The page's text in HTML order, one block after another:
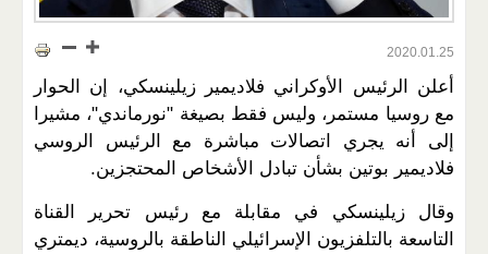
2020.01.25
أعلن الرئيس الأوكراني فلاديمير زيلينسكي، إن الحوار
مع روسيا مستمر، وليس فقط بصيغة "نورماندي"، مشيرا
إلى أنه يجري اتصالات مباشرة مع الرئيس الروسي
فلاديمير بوتين بشأن تبادل الأشخاص المحتجزين.
وقال زيلينسكي في مقابلة مع رئيس تحرير القناة
التاسعة بالتلفزيون الإسرائيلي الناطقة بالروسية، ديمتري